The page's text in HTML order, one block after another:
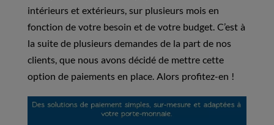
intérieurs et extérieurs, sur plusieurs mois en
fonction de votre besoin et de votre budget. C’est à
la suite de plusieurs demandes de la part de nos
clients, que nous avons décidé de mettre cette
option de paiements en place. Alors profitez-en !